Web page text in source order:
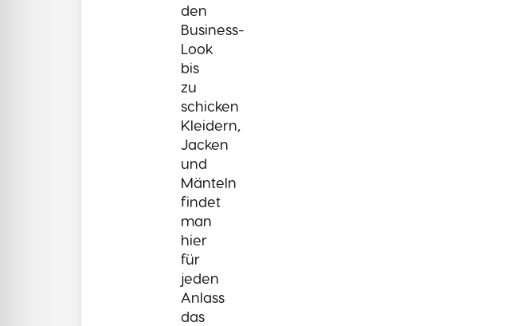
den
Business-
Look
bis
zu
schicken
Kleidern,
Jacken
und
Mänteln
findet
man
hier
für
jeden
Anlass
das